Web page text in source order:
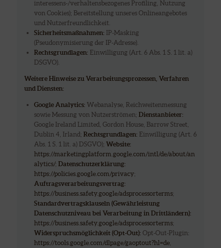
interessens-/verhaltensbezogenes Profiling, Nutzung
von Cookies); Bereitstellung unseres Onlineangebotes
und Nutzerfreundlichkeit.
Sicherheitsmaßnahmen: IP-Masking
(Pseudonymisierung der IP-Adresse).
Rechtsgrundlagen: Einwilligung (Art. 6 Abs. 1 S. 1 lit. a)
DSGVO).
Weitere Hinweise zu Verarbeitungsprozessen, Verfahren
und Diensten:
Google Analytics: Webanalyse, Reichweitenmessung
sowie Messung von Nutzerströmen; Dienstanbieter:
Google Ireland Limited, Gordon House, Barrow Street,
Dublin 4, Irland; Rechtsgrundlagen: Einwilligung (Art. 6
Abs. 1 S. 1 lit. a) DSGVO); Website:
https://marketingplatform.google.com/intl/de/about/an
alytics/; Datenschutzerklärung:
https://policies.google.com/privacy;
Auftragsverarbeitungsvertrag:
https://business.safety.google/adsprocessorterms;
Standardvertragsklauseln (Gewährleistung
Datenschutzniveau bei Verarbeitung in Drittländern):
https://business.safety.google/adsprocessorterms;
Widerspruchsmöglichkeit (Opt-Out): Opt-Out-Plugin:
https://tools.google.com/dlpage/gaoptout?hl=de,